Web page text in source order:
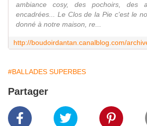
ambiance cosy, des pochoirs, des
encadrées... Le Clos de la Pie c'est le
donné à notre maison, re...
#BALLADES SUPERBES
Partager